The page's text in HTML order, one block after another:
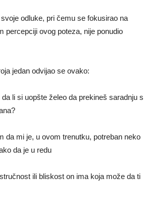
odluke, pri čemu se fokusirao na
percepciji ovog poteza, nije ponudio
jedan odvijao se ovako:
li si uopšte želeo da prekineš saradnju s
da mi je, u ovom trenutku, potreban neko
da je u redu
ili bliskost on ima koja može da ti